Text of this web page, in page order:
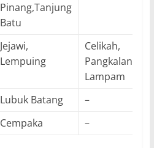
Pinang,Tanjung
Batu
Jejawi,
Lempuing
Celikah,
Pangkalan
Lampam
Lubuk Batang –
Cempaka –